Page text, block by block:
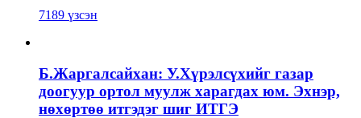
7189 үзсэн
Б.Жаргалсайхан: У.Хүрэлсүхийг газар
доогуур ортол муулж харагдах юм. Эхнэр,
нөхөртөө итгэдэг шиг ИТГЭ